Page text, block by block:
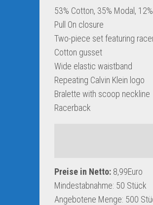
53% Cotton, 35% Modal,
Pull On closure
Two-piece set featuring
Cotton gusset
Wide elastic waistband
Repeating Calvin Klein logo
Bralette with scoop neckline
Racerback
Preise in Netto: 8,99Euro
Mindestabnahme: 50 Stück
Angebotene Menge: 500